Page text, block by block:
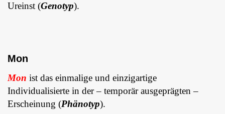
Ureinst (Genotyp).
Mon
Mon ist das einmalige und einzigartige
Individualisierte in der – temporär ausgeprägten –
Erscheinung (Phänotyp).